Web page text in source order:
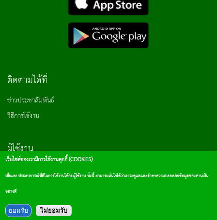
ติดตามได้ที่
ข่าวประชาสัมพันธ์
วิธีการใช้งาน
ผู้ใช้งาน
เข้าสู่ระบบ
เว็บไซต์ของเรามีการใช้งานคุกกี้ (COOKIES)
เพื่อมอบประสบการณ์ที่ดีในการใช้งานให้กับผู้ใช้งาน ทั้งนี้ สามารถมั่นใจได้ว่าเราจะดูแลและรักษาความปลอดภัยข้อมูลของท่านเป็น
อย่างดี
ยอมรับ ไม่ยอมรับ